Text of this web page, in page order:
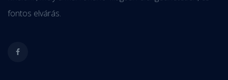
fontos elvárás.